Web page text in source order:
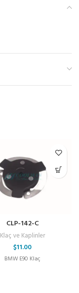
CLP-142-C
Klaç ve Kaplinler
$11.00
BMW E90 Klaç